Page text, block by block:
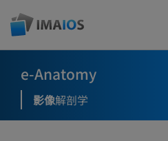
e-Anatomy
影像解剖学